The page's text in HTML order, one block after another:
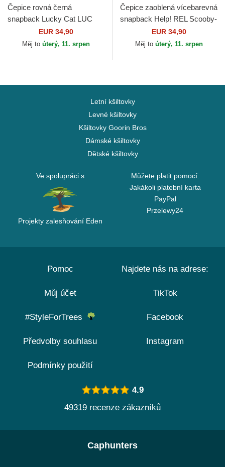
Čepice rovná černá
snapback Lucky Cat LUC
Maneki-Neko Capslab
EUR 34,90
Měj to úterý, 11. srpen
Čepice zaoblená vícebarevná
snapback Help! REL Scooby-
Doo CapslabEUR 34,90
Měj to úterý, 11. srpen
Letní kšiltovky
Levné kšiltovky
Kšiltovky Goorin Bros
Dámské kšiltovky
Dětské kšiltovky
Ve spolupráci s
Projekty zalesňování Eden
Můžete platit pomocí:
Jakákoli platební karta
PayPal
Przelewy24
Pomoc
Můj účet
#StyleForTrees
Předvolby souhlasu
Podmínky použití
Najdete nás na adrese:
TikTok
Facebook
Instagram
4.9
49319 recenze zákazníků
Caphunters